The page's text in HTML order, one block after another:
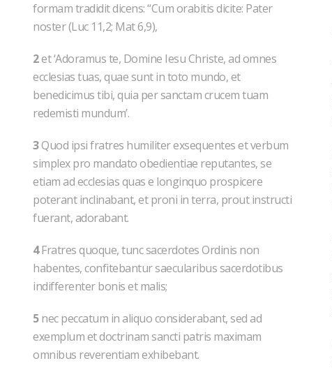
formam tradidit dicens: “Cum orabitis dicite: Pater
noster (Luc 11,2; Mat 6,9),
2et ‘Adoramus te, Domine Iesu Christe, ad omnes
ecclesias tuas, quae sunt in toto mundo, et
benedicimus tibi, quia per sanctam crucem tuam
redemisti mundum’.
3Quod ipsi fratres humiliter exsequentes et verbum
simplex pro mandato obedientiae reputantes, se
etiam ad ecclesias quas e longinquo prospicere
poterant inclinabant, et proni in terra, prout instructi
fuerant, adorabant.
4Fratres quoque, tunc sacerdotes Ordinis non
habentes, confitebantur saecularibus sacerdotibus
indifferenter bonis et malis;
5nec peccatum in aliquo considerabant, sed ad
exemplum et doctrinam sancti patris maximam
omnibus reverentiam exhibebant.